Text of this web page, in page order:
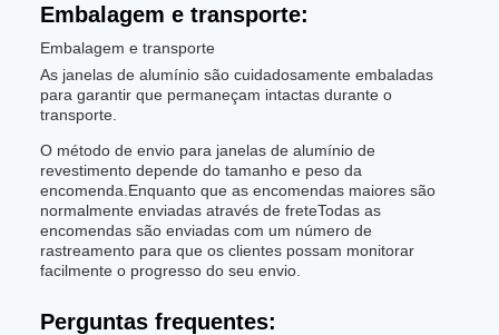
Embalagem e transporte:
Embalagem e transporte
As janelas de alumínio são cuidadosamente embaladas
para garantir que permaneçam intactas durante o
transporte.
O método de envio para janelas de alumínio de
revestimento depende do tamanho e peso da
encomenda.Enquanto que as encomendas maiores são
normalmente enviadas através de freteTodas as
encomendas são enviadas com um número de
rastreamento para que os clientes possam monitorar
facilmente o progresso do seu envio.
Perguntas frequentes: